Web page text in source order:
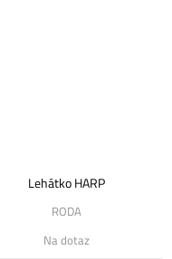
Lehátko HARP
RODA
Na dotaz